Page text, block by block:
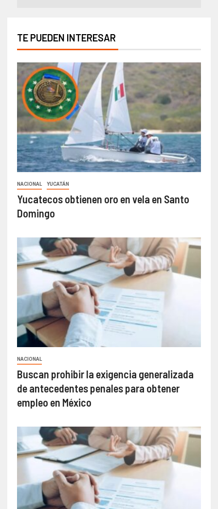
TE PUEDEN INTERESAR
NACIONAL YUCATÁN
Yucatecos obtienen oro en vela en Santo
Domingo
NACIONAL
Buscan prohibir la exigencia generalizada
de antecedentes penales para obtener
empleo en México